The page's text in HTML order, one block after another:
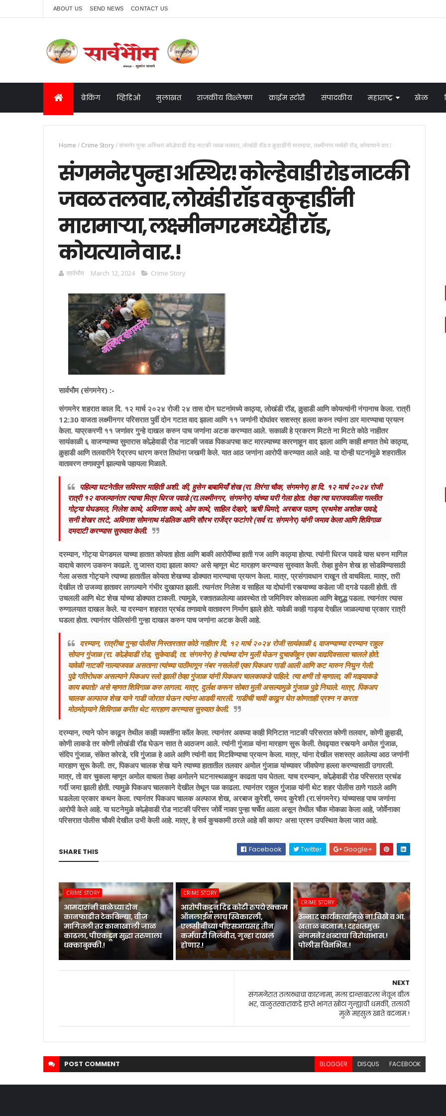
ABOUT US SEND NEWS CONTACT US
ब्रेकिंग व्हिडिओ मुलाखत राजकीय विश्लेषण क्राईम स्टोरी संपादकीय महाराष्ट्र खेळ
Home / Crime Story/संगमनेर पुन्हा अस्थिर! कोल्हेवाडी रोड नाटकी जवळ तलवार, लोखंडी रॉड व कुर्‍हाडींनी मारामार्‍या, लक्ष्मीनगर मध्येही रॉड, कोयत्याने वार.!
संगमनेर पुन्हा अस्थिर! कोल्हेवाडी रोड नाटकी
जवळ तलवार, लोखंडी रॉड व कुर्‍हाडींनी
मारामार्‍या, लक्ष्मीनगर मध्येही रॉड,
कोयत्याने वार.!
सार्वभाैम March 12, 2024 Crime Story
सार्वभौम (संगमनेर) :-
संगमनेर शहरात काल दि. १२ मार्च २०२४ रोजी २४ तास दोन घटनांमध्ये काठ्या, लोखंडी रॉड, कुर्‍हाडी आणि कोयत्यांनी नंगानाच केला. रात्री
12:30 वाजता लक्ष्मीनगर परिसरात पुर्वी दोन गटात वाद झाला आणि ११ जणांनी दोघांवर सशस्त्र हल्ला करुन त्यांना ठार मारण्याचा प्रयत्न
केला. याप्रकरणी ११ जणांवर गुन्हे दाखल करुन पाच जणांना अटक करण्यात आले. सकाळी हे प्रकरण मिटते ना मिटते कोठे नाहीतर
सायंकाळी ६ वाजण्याच्या सुमारास कोल्हेवाडी रोड नाटकी जवळ पिकअपचा कट मारल्याच्या कारणाहून वाद झाला आणि काही क्षणात तेथे काठ्या,
कुर्‍हाडी आणि तलवारीने रैद्ररुप धारण करत तिघांना जखमी केले. यात आठ जणांना आरोपी करण्यात आले आहे. या दोन्ही घटनांमुळे शहरातील
वातावरण तणावपुर्ण झाल्याचे पहायला मिळालेे.
पहिल्या घटनेतील सविस्तर माहिती अशी. की, हुसेन बाबामियॉं शेख (रा. तिरंगा चौक, संगमनेर) हा दि. १२ मार्च २०२४ रोजी
रात्री १२ वाजल्यानंतर त्याचा मित्र धिरज पवाडे (रा.लक्ष्मीनगर, संगमनेर) यांच्या घरी गेला होता. तेव्हा त्या घराजवळीला गल्लीत
गोट्या घेघडमल, निलेश काथे, अविनाश काथे, ओम काथे, साहिल देव्हारे, ऋषी धिमते, अरबाज पठाण, प्रथमेश अशोक पावडे,
सनी शेखर तरटे, अविनाश सोमनाथ मंडलिक आणि सौरभ राजेंद्र फटांगरे (सर्व रा. संगमनेर) यांनी जमाव केला आणि शिविगाळ
दमदाटी करण्यास सुरुवात केली.
दरम्यान, गोट्या घेगडमल याच्या हातात कोयता होता आणि बाकी आरोपींच्या हाती गज आणि काठ्या होत्या. त्यांनी धिरज पावडे यास धरुन मागिल
वादाचे कारण उकरुन काढले. तु जास्त दादा झाला काय? असे म्हणून थेट मारहाण करण्यास सुरुवात केली. तेव्हा हुसेन शेख हा सोडविण्यासाठी
गेला असता गोट्याने त्याच्या हातातील कोयता शेखच्या डोक्यात मारण्याचा प्रयत्न केला. मात्र, प्रसंगावधान राखून तो वाचविला. मात्र, तरी
देखील तो उजव्या हातावर लागल्याने गंभीर दुखापत झाली. त्यानंतर निलेश व साहिल या दोघांनी रस्त्याच्या कडेला जी दगडे पडली होती. ती
उचलली आणि थेट शेख यांच्या डोक्यात टाकली. त्यामुळे, रक्तातळलेल्या आवस्थेत तो जमिनिवर कोसळला आणि बेशुद्ध पडला. त्यानंतर त्यास
रुग्णालयात दाखल केले. या दरम्यान शहरात प्रचंड तणावाचे वातावरण निर्माण झाले होते. यावेळी काही गाड्या देखील जाळल्याचा प्रकार रात्री
घडला होता. त्यानंतर पोलिसांनी गुन्हा दाखल करुन पाच जणांना अटक केली आहे.
दरम्यान, रात्रीचा गुन्हा पोलीस निस्तारतात कोठे नाहीतर दि. १२ मार्च २०२४ रोजी सायंकाळी ६ वाजण्याच्या दरम्यान राहुल
सोपान गुंजाळ (रा. कोल्हेवाडी रोड, सुकेवाडी, ता. संगमनेर) हे त्यांच्या दोन मुली घेऊन दुचाकीहून एका वाढदिवसाला चालले होते.
यावेळी नाटकी नाल्याजवळ असताना त्यांच्या पाठीमागून नंबर नसलेली एका पिकअप गाडी आली आणि कट मारुन निघुन गेली.
पुढे गतिरोधक असल्याने पिकअप स्लो झाली तेव्हा गुंजाळ यांनी पिकअप चालकाकडे पाहिले. त्या क्षणी तो म्हणाला, की माझ्याकडे
काय बघतो? असे म्हणत शिविगाळ करु लागला. मात्र, दुर्लक्ष करून सोबत मुली असल्यामुळे गुंजाळ पुढे निघाले. मात्र, पिकअप
चालक अल्फाज शेख याने गाडी जोरात घेऊन त्यांना आडवी मारली. गाडीची चावी काढून घेत कोणताही प्रश्‍न न करता
मोठमोठ्याने शिविगाळ करीत थेट मारहाण करण्यास सुरुवात केली.
दरम्यान, त्याने फोन काढून तेथील काही व्यक्तींना कॉल केला. त्यानंतर अवघ्या काही मिनिटात नाटकी परिसरात कोणी तलवार, कोणी कुर्‍हाडी,
कोणी लाकडे तर कोणी लोखंडी रॉड घेऊन सात ते आठजण आले. त्यांनी गुंजाळ यांना मारहाण सुरू केली. तेवढ्यात रस्त्याने अमोल गुंजाळ,
संदिप गुंजाळ, संकेत कोरडे, रवि गुंजाळ हे आले आणि त्यांनी वाद मिटविण्याचा प्रयत्न केला. मात्र, यांना देखील सशस्त्र आलेल्या आठ जणांनी
मारहाण सुरू केली. तर, पिकअप चालक शेख याने त्याच्या हातातील तलवार अमोल गुंजाळ यांच्यावर जीवघेणा हल्ला करण्यासाठी उगारली.
मात्र, तो वार चुकला म्हणून अमोल वाचला तेव्हा अमोलने घटनास्थळाहून काढता पाय घेतला. याच दरम्यान, कोल्हेवाडी रोड परिसरात प्रचंड
गर्दी जमा झाली होती. त्यामुळे पिकअप चालकाने देखील तेथून पळ काढला. त्यानंतर राहुल गुंजाळ यांनी थेट शहर पोलीस ठाणे गाठले आणि
घडलेला प्रकार कथन केला. त्यानंतर पिकअप चालक अल्फाज शेख, अरबाज कुरेशी, समद कुरेशी (रा.संगमनेर) यांच्यासह पाच जणांना
आरोपी केले आहे. या घटनेमुळे कोल्हेवाडी रोड नाटकी परिसर जोर्वे नाका पुन्हा चर्चेत आला असून तेथील चौक मोकळा केला आहे, जोर्वेनाका
परिसरात पोलीस चौकी देखील उभी केली आहे. मात्र, हे सर्व कुचकामी ठरले आहे की काय? असा प्रश्‍न उपस्थित केला जात आहे.
SHARE THIS Facebook Twitter Google+
CRIME STORY
आमदारांनी वाळेच्या दोन
कानफाडीत टेकविल्या, वीज
मागितली तर कानाखाली जाळ
काढला, पीएकडून सुद्धा तरुणाला
धक्काबुक्की.!
CRIME STORY
आरोपीकडून दिड कोटी रुपये रक्कम
ऑनलाईन लाच स्विकारली,
एलसीबीच्या पीएसआयसह तीन
कर्मचारी निलंबीत, गुन्हा दाखल
होणार.!
CRIME STORY
उन्माद कार्यकर्त्यांमुळे ना.विखे व आ.
खताळ बदनाम.! दहशतमुक्त
संगमनेर शब्दाचा विरोधाभास.!
पोलीस चिनभिन.!
NEXT
संगमनेरात तलाठ्याचा कारनामा, मला डान्सबारला नेवून बील
भर, वाळुतस्कराकडे हाप्ते भागत खोटा गुन्ह्याची धमकी, तलाठी
मुळे महसुल खाते बदनाम.!
POST COMMENT BLOGGER DISQUS FACEBOOK